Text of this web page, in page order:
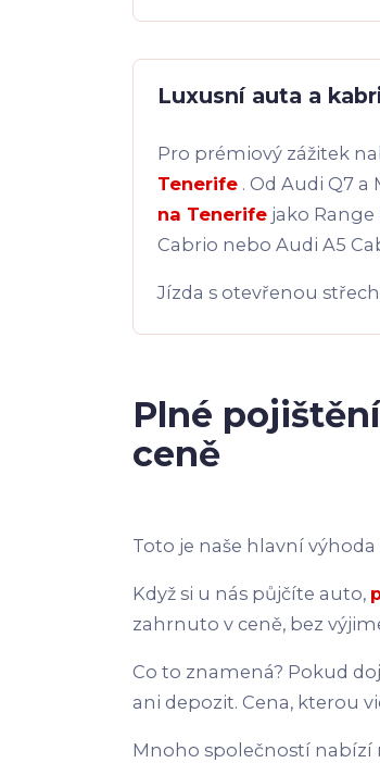
Luxusní auta a
Pro prémiový zážitek
Tenerife . Od Audi Q7 a
na Tenerife jako Range
Cabrio nebo Audi A5
Jízda s otevřenou
Plné
ceně
Toto je naše hlavní
Když si u nás půjčíte auto,
zahrnuto v ceně, bez
Co to znamená? Pokud
ani depozit. Cena, kterou
Mnoho společností nabízí